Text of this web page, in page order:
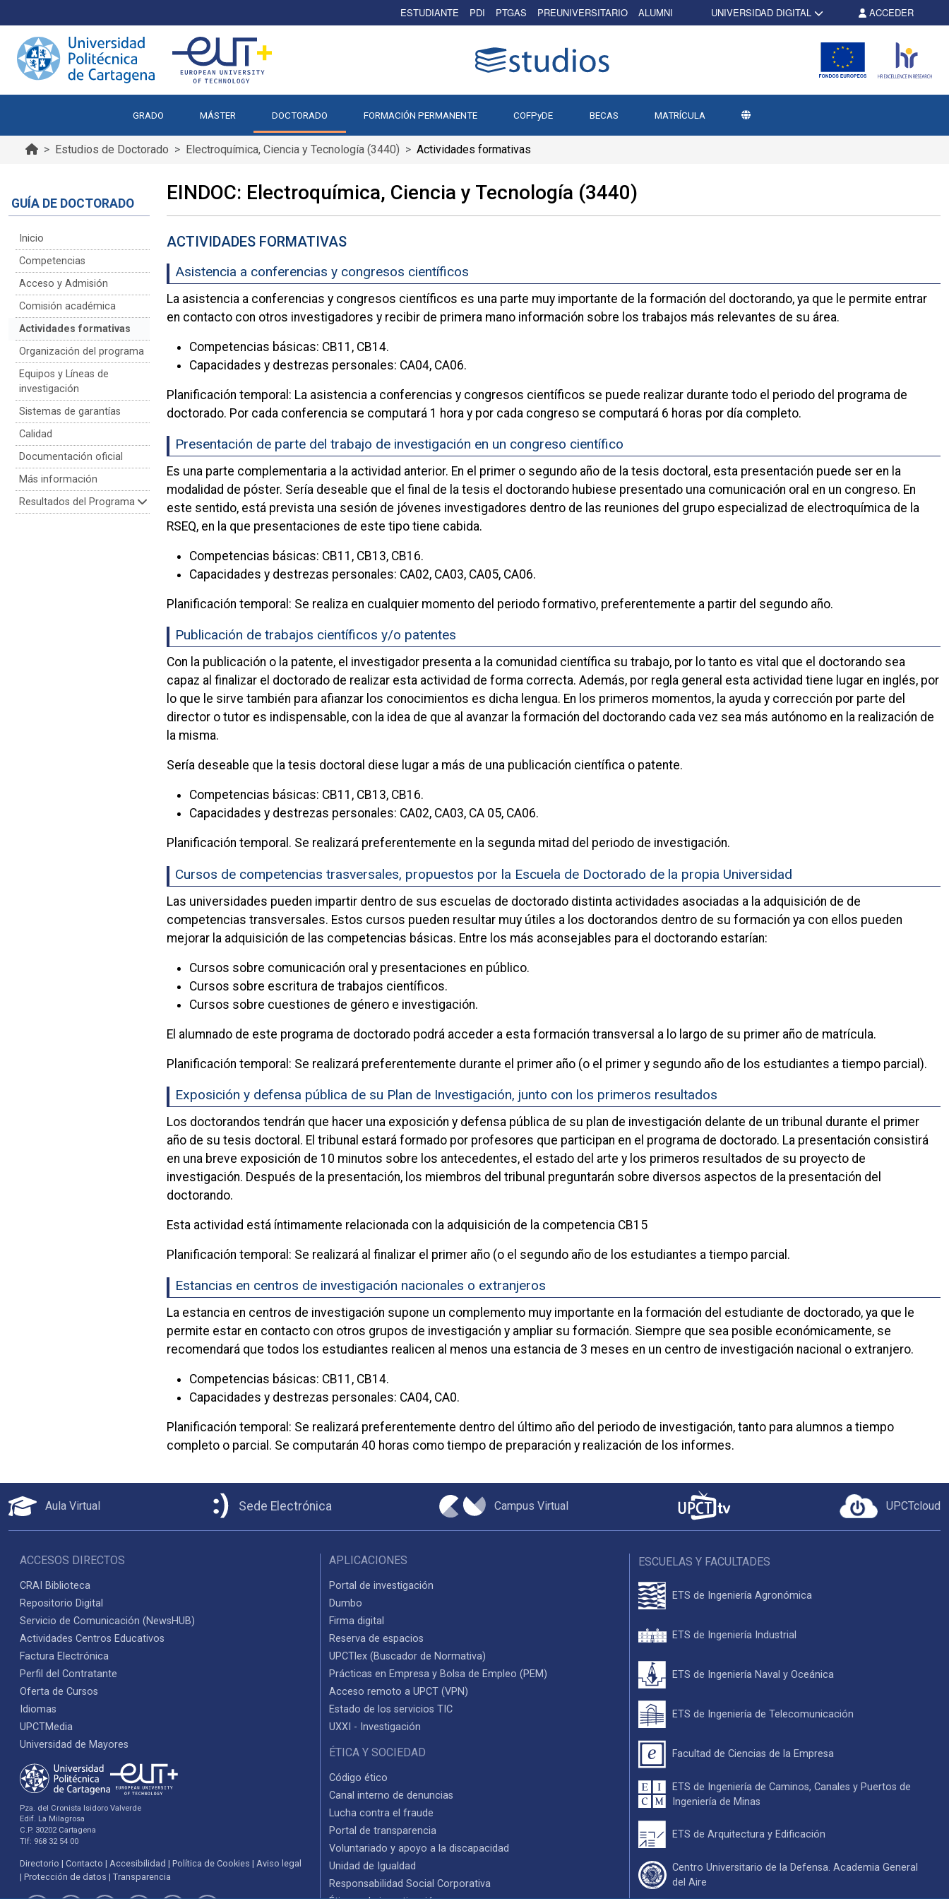
ESTUDIANTE PDI PTGAS PREUNIVERSITARIO ALUMNI UNIVERSIDAD DIGITAL ACCEDER
GRADO MÁSTER DOCTORADO FORMACIÓN PERMANENTE COFPyDE BECAS MATRÍCULA
Estudios de Doctorado Electroquímica, Ciencia y Tecnología (3440) Actividades formativas
GUÍA DE DOCTORADO
Inicio
Competencias
Acceso y Admisión
Comisión académica
Actividades formativas
Organización del programa
Equipos y Líneas de
investigación
Sistemas de garantías
Calidad
Documentación oficial
Más información
Resultados del Programa
EINDOC: Electroquímica, Ciencia y Tecnología (3440)
ACTIVIDADES FORMATIVAS
Asistencia a conferencias y congresos científicos
La asistencia a conferencias y congresos científicos es una parte muy importante de la formación del doctorando, ya que le permite entrar
en contacto con otros investigadores y recibir de primera mano información sobre los trabajos más relevantes de su área.
Competencias básicas: CB11, CB14.
Capacidades y destrezas personales: CA04, CA06.
Planificación temporal: La asistencia a conferencias y congresos científicos se puede realizar durante todo el periodo del programa de
doctorado. Por cada conferencia se computará 1 hora y por cada congreso se computará 6 horas por día completo.
Presentación de parte del trabajo de investigación en un congreso científico
Es una parte complementaria a la actividad anterior. En el primer o segundo año de la tesis doctoral, esta presentación puede ser en la
modalidad de póster. Sería deseable que el final de la tesis el doctorando hubiese presentado una comunicación oral en un congreso. En
este sentido, está prevista una sesión de jóvenes investigadores dentro de las reuniones del grupo especializad de electroquímica de la
RSEQ, en la que presentaciones de este tipo tiene cabida.
Competencias básicas: CB11, CB13, CB16.
Capacidades y destrezas personales: CA02, CA03, CA05, CA06.
Planificación temporal: Se realiza en cualquier momento del periodo formativo, preferentemente a partir del segundo año.
Publicación de trabajos científicos y/o patentes
Con la publicación o la patente, el investigador presenta a la comunidad científica su trabajo, por lo tanto es vital que el doctorando sea
capaz al finalizar el doctorado de realizar esta actividad de forma correcta. Además, por regla general esta actividad tiene lugar en inglés, por
lo que le sirve también para afianzar los conocimientos es dicha lengua. En los primeros momentos, la ayuda y corrección por parte del
director o tutor es indispensable, con la idea de que al avanzar la formación del doctorando cada vez sea más autónomo en la realización de
la misma.
Sería deseable que la tesis doctoral diese lugar a más de una publicación científica o patente.
Competencias básicas: CB11, CB13, CB16.
Capacidades y destrezas personales: CA02, CA03, CA 05, CA06.
Planificación temporal. Se realizará preferentemente en la segunda mitad del periodo de investigación.
Cursos de competencias trasversales, propuestos por la Escuela de Doctorado de la propia Universidad
Las universidades pueden impartir dentro de sus escuelas de doctorado distinta actividades asociadas a la adquisición de de
competencias transversales. Estos cursos pueden resultar muy útiles a los doctorandos dentro de su formación ya con ellos pueden
mejorar la adquisición de las competencias básicas. Entre los más aconsejables para el doctorando estarían:
Cursos sobre comunicación oral y presentaciones en público.
Cursos sobre escritura de trabajos científicos.
Cursos sobre cuestiones de género e investigación.
El alumnado de este programa de doctorado podrá acceder a esta formación transversal a lo largo de su primer año de matrícula.
Planificación temporal: Se realizará preferentemente durante el primer año (o el primer y segundo año de los estudiantes a tiempo parcial).
Exposición y defensa pública de su Plan de Investigación, junto con los primeros resultados
Los doctorandos tendrán que hacer una exposición y defensa pública de su plan de investigación delante de un tribunal durante el primer
año de su tesis doctoral. El tribunal estará formado por profesores que participan en el programa de doctorado. La presentación consistirá
en una breve exposición de 10 minutos sobre los antecedentes, el estado del arte y los primeros resultados de su proyecto de
investigación. Después de la presentación, los miembros del tribunal preguntarán sobre diversos aspectos de la presentación del
doctorando.
Esta actividad está íntimamente relacionada con la adquisición de la competencia CB15
Planificación temporal: Se realizará al finalizar el primer año (o el segundo año de los estudiantes a tiempo parcial.
Estancias en centros de investigación nacionales o extranjeros
La estancia en centros de investigación supone un complemento muy importante en la formación del estudiante de doctorado, ya que le
permite estar en contacto con otros grupos de investigación y ampliar su formación. Siempre que sea posible económicamente, se
recomendará que todos los estudiantes realicen al menos una estancia de 3 meses en un centro de investigación nacional o extranjero.
Competencias básicas: CB11, CB14.
Capacidades y destrezas personales: CA04, CA0.
Planificación temporal: Se realizará preferentemente dentro del último año del periodo de investigación, tanto para alumnos a tiempo
completo o parcial. Se computarán 40 horas como tiempo de preparación y realización de los informes.
Aula Virtual Sede Electrónica Campus Virtual UPCTcloud
ACCESOS DIRECTOS
CRAI Biblioteca
Repositorio Digital
Servicio de Comunicación (NewsHUB)
Actividades Centros Educativos
Factura Electrónica
Perfil del Contratante
Oferta de Cursos
Idiomas
UPCTMedia
Universidad de Mayores
Pza. del Cronista Isidoro Valverde
Edif. La Milagrosa
C.P. 30202 Cartagena
Tlf: 968 32 54 00
Directorio Contacto Accesibilidad Política de Cookies
Aviso legal
Protección de datos
Transparencia
APLICACIONES
Portal de investigación
Dumbo
Firma digital
Reserva de espacios
UPCTlex (Buscador de Normativa)
Prácticas en Empresa y Bolsa de Empleo (PEM)
Acceso remoto a UPCT (VPN)
Estado de los servicios TIC
UXXI - Investigación
ÉTICA Y SOCIEDAD
Código ético
Canal interno de denuncias
Lucha contra el fraude
Portal de transparencia
Voluntariado y apoyo a la discapacidad
Unidad de Igualdad
Responsabilidad Social Corporativa
ESCUELAS Y FACULTADES
ETS de Ingeniería Agronómica
ETS de Ingeniería Industrial
ETS de Ingeniería Naval y Oceánica
ETS de Ingeniería de Telecomunicación
Facultad de Ciencias de la Empresa
ETS de Ingeniería de Caminos, Canales y Puertos de
Ingeniería de Minas
ETS de Arquitectura y Edificación
Centro Universitario de la Defensa. Academia General
del Aire